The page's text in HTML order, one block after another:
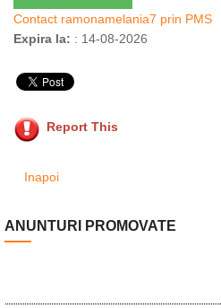
Contact ramonamelania7 prin PMS
Expira la: : 14-08-2026
Report This
Inapoi
ANUNTURI PROMOVATE